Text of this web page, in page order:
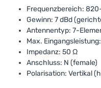
Frequenzbereich:
Gewinn: 7 dBd
Antennentyp: 7-
Max.
Impedanz: 50 Ω
Anschluss: N (female)
Polarisation: Vertikal